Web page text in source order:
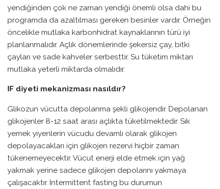
yendiğinden çok ne zaman yendiği önemli olsa dahi bu
programda da azaltılması gereken besinler vardır. Örneğin
öncelikle mutlaka karbonhidrat kaynaklarının türü iyi
planlanmalıdır. Açlık dönemlerinde şekersiz çay, bitki
çayları ve sade kahveler serbesttir. Su tüketim miktarı
mutlaka yeterli miktarda olmalıdır.
IF diyeti mekanizması nasıldır?
Glikozun vücutta depolanma şekli glikojendir. Depolanan
glikojenler 8-12 saat arası açlıkta tüketilmektedir. Sık
yemek yiyenlerin vücudu devamlı olarak glikojen
depolayacakları için glikojen rezervi hiçbir zaman
tükenemeyecektir. Vücut enerji elde etmek için yağ
yakmak yerine sadece glikojen depolarını yakmaya
çalışacaktır. Intermittent fasting bu durumun